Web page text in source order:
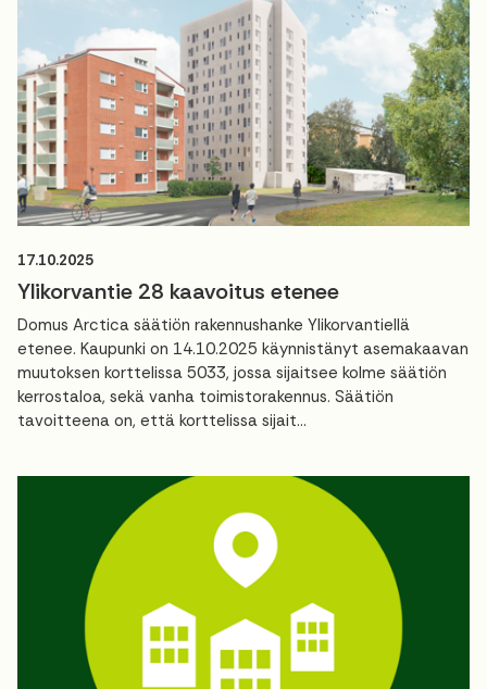
17.10.2025
Ylikorvantie 28 kaavoitus etenee
Domus Arctica säätiön rakennushanke Ylikorvantiellä
etenee. Kaupunki on 14.10.2025 käynnistänyt asemakaavan
muutoksen korttelissa 5033, jossa sijaitsee kolme säätiön
kerrostaloa, sekä vanha toimistorakennus. Säätiön
tavoitteena on, että korttelissa sijait...